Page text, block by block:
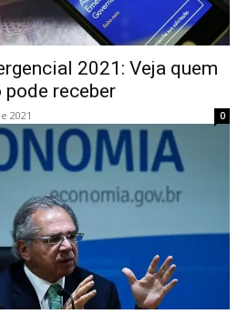
2021: Veja quem
pode receber
2021 0